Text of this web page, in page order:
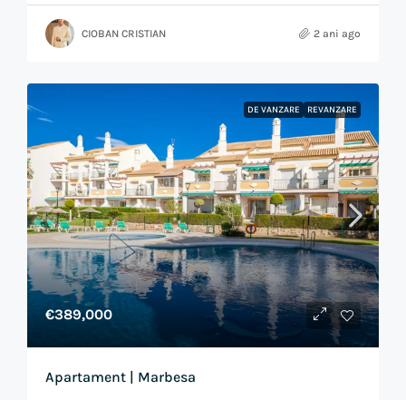
CIOBAN CRISTIAN 2 ani ago
DE VANZARE REVANZARE
€389,000
Apartament | Marbesa